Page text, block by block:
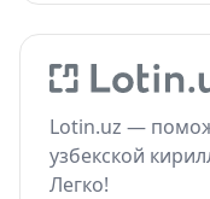
Lotin.uz —
узбекской
Легко!